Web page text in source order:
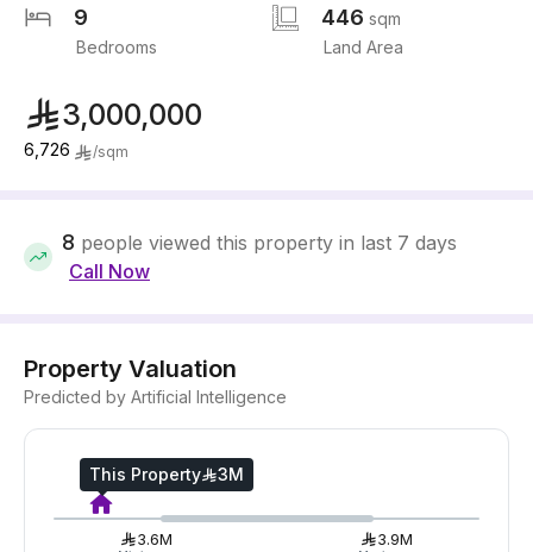
9
Bedrooms
446 sqm
Land Area
3,000,000
6,726 /sqm
8 people viewed this property in last 7 days
Call Now
Property Valuation
Predicted by Artificial Intelligence
This Property 3M
3.6M 3.9M